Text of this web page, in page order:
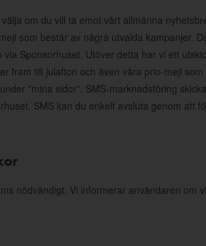
om du vill ta emot vårt allmänna
som består av några utvalda kampanjer.
Sponsorhuset. Utöver detta har vi ett
fram till julafton och även våra prio-mejl som
"mina sidor". SMS-marknadsföring
SMS kan du enkelt avsluta genom att
nödvändigt. Vi informerar användaren om